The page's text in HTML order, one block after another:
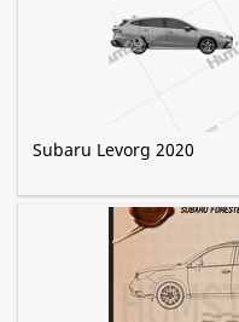
Subaru Levorg 2020